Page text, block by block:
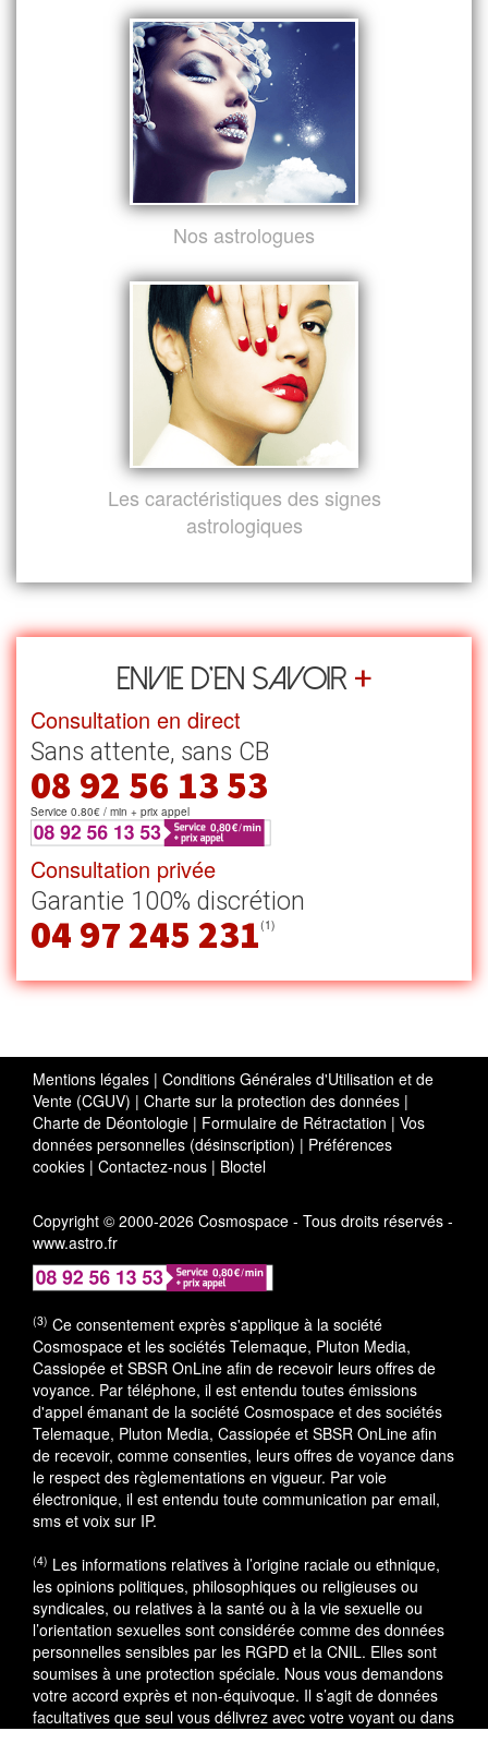
Nos astrologues
Les caractéristiques des signes
astrologiques
Envie d’en savoir +
Consultation en direct
Sans attente, sans CB
08 92 56 13 53
Service 0.80€ / min + prix appel
Consultation privée
Garantie 100% discrétion
04 97 245 231(1)
Mentions légales | Conditions Générales d'Utilisation et de
Vente (CGUV) | Charte sur la protection des données |
Charte de Déontologie | Formulaire de Rétractation | Vos
données personnelles (désinscription) | Préférences
cookies | Contactez-nous | Bloctel
Copyright © 2000-2026 Cosmospace - Tous droits réservés -
www.astro.fr
(3) Ce consentement exprès s'applique à la société
Cosmospace et les sociétés Telemaque, Pluton Media,
Cassiopée et SBSR OnLine afin de recevoir leurs offres de
voyance. Par téléphone, il est entendu toutes émissions
d'appel émanant de la société Cosmospace et des sociétés
Telemaque, Pluton Media, Cassiopée et SBSR OnLine afin
de recevoir, comme consenties, leurs offres de voyance dans
le respect des règlementations en vigueur. Par voie
électronique, il est entendu toute communication par email,
sms et voix sur IP.
(4) Les informations relatives à l’origine raciale ou ethnique,
les opinions politiques, philosophiques ou religieuses ou
syndicales, ou relatives à la santé ou à la vie sexuelle ou
l’orientation sexuelles sont considérée comme des données
personnelles sensibles par les RGPD et la CNIL. Elles sont
soumises à une protection spéciale. Nous vous demandons
votre accord exprès et non-équivoque. Il s’agit de données
facultatives que seul vous délivrez avec votre voyant ou dans